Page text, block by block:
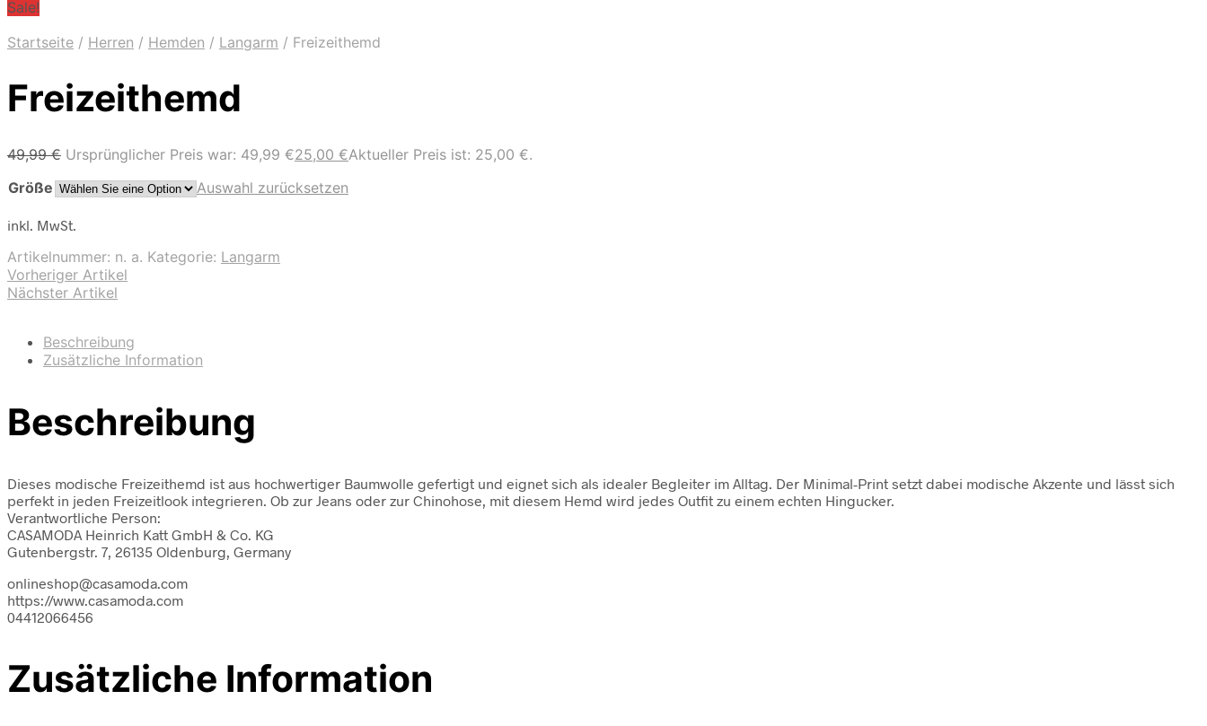
Sale!
Startseite / Herren / Hemden / Langarm / Freizeithemd
Freizeithemd
49,99€ Ursprünglicher Preis war: 49,99 €25,00 €Aktueller Preis ist: 25,00 €.
Größe
Auswahl zurücksetzen
inkl. MwSt.
Artikelnummer: n. a. Kategorie: Langarm
Vorheriger Artikel
Nächster Artikel
Beschreibung
Zusätzliche Information
Beschreibung
Dieses modische Freizeithemd ist aus hochwertiger Baumwolle gefertigt und eignet sich als idealer Begleiter im Alltag. Der Minimal-Print setzt dabei modische Akzente und lässt sich
perfekt in jeden Freizeitlook integrieren. Ob zur Jeans oder zur Chinohose, mit diesem Hemd wird jedes Outfit zu einem echten Hingucker.
Verantwortliche Person:
CASAMODA Heinrich Katt GmbH & Co. KG
Gutenbergstr. 7, 26135 Oldenburg, Germany
onlineshop@casamoda.com
https://www.casamoda.com
04412066456
Zusätzliche Information